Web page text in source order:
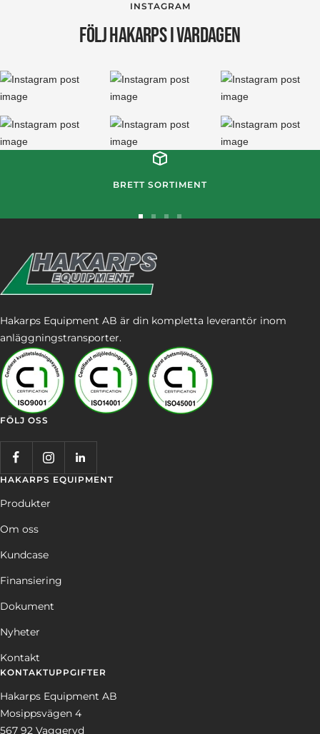
INSTAGRAM
FÖLJ HAKARPS I VARDAGEN
BRETT SORTIMENT
bildbild
2
Hakarps Equipment AB är din kompletta leverantör inom
anläggningstransporter.
FÖLJ OSS
HAKARPS EQUIPMENT
Produkter
Om oss
Kundcase
Finansiering
Dokument
Nyheter
Kontakt
KONTAKTUPPGIFTER
Hakarps Equipment AB
Mosippsvägen 4
567 92 Vaggeryd